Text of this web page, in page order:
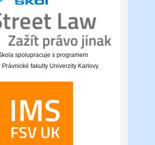
spolupracuje s programem
Právnické fakulty Univerzity Karlovy.